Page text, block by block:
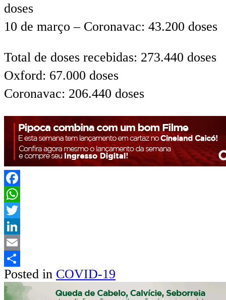
doses
10 de março – Coronavac: 43.200 doses
Total de doses recebidas: 273.440 doses
Oxford: 67.000 doses
Coronavac: 206.440 doses
Facebook
WhatsApp
Twitter
LinkedIn
Email
Share
Posted in COVID-19